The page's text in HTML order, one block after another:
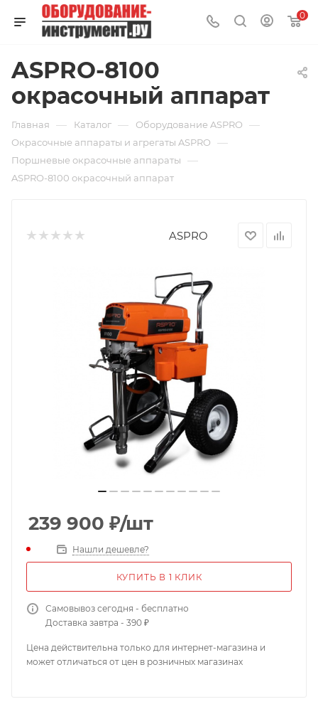
0
ASPRO-8100
окрасочный аппарат
Главная — Каталог — Оборудование ASPRO —
Окрасочные аппараты и агрегаты ASPRO —
Поршневые окрасочные аппараты —
ASPRO-8100 окрасочный аппарат
ASPRO
239 900 ₽/шт
Нашли дешевле?
КУПИТЬ В 1 КЛИК
Самовывоз сегодня - бесплатно
Доставка завтра - 390 ₽
Цена действительна только для интернет-магазина и
может отличаться от цен в розничных магазинах